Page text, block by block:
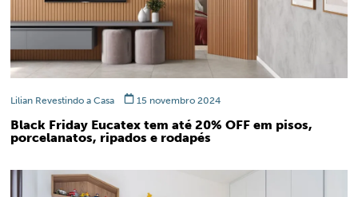
Lilian Revestindo a Casa 15 novembro 2024
Black Friday Eucatex tem até 20% OFF em pisos,
porcelanatos, ripados e rodapés